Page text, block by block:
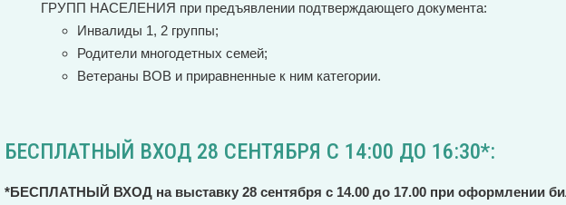
ГРУПП НАСЕЛЕНИЯ при предъявлении подтверждающего документа:
Инвалиды 1, 2 группы;
Родители многодетных семей;
Ветераны ВОВ и приравненные к ним категории.
БЕСПЛАТНЫЙ ВХОД 28 СЕНТЯБРЯ С 14:00 ДО 16:30*:
*БЕСПЛАТНЫЙ ВХОД на выставку 28 сентября с 14.00 до 17.00 при оформлении